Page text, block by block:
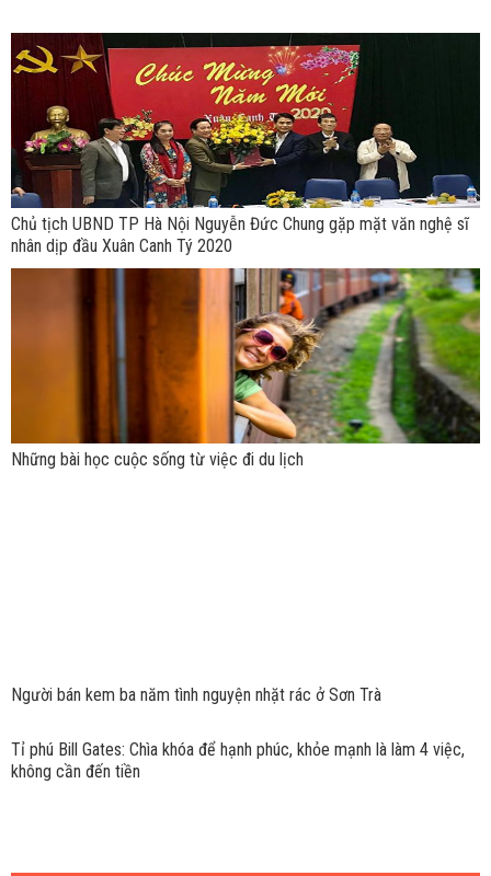
Chủ tịch UBND TP Hà Nội Nguyễn Đức Chung gặp mặt văn nghệ sĩ
nhân dịp đầu Xuân Canh Tý 2020
Những bài học cuộc sống từ việc đi du lịch
Người bán kem ba năm tình nguyện nhặt rác ở Sơn Trà
Tỉ phú Bill Gates: Chìa khóa để hạnh phúc, khỏe mạnh là làm 4 việc,
không cần đến tiền